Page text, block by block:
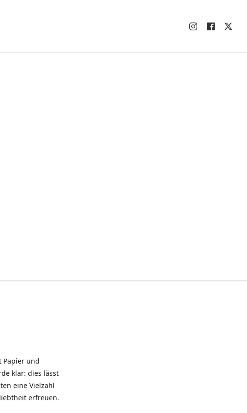
Papier und
klar: dies lässt
eine Vielzahl
erfreuen.